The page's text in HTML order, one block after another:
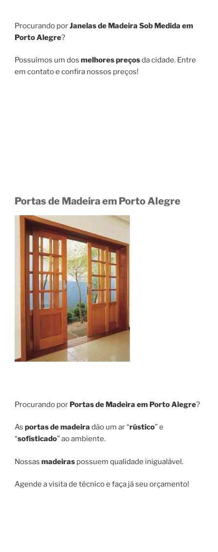
Procurando porJanelas de Madeira Sob Medida em
Porto Alegre?
Possuímos um dos melhores preçosda cidade. Entre
em contato e confira nossos preços!
Portas de Madeira em Porto Alegre
Procurando por Portas de Madeira em Porto Alegre?
As portas de madeira dão um ar “rústico” e
“sofisticado” ao ambiente.
Nossas madeiras possuem qualidade inigualável.
Agende a visita de técnico e faça já seu orçamento!